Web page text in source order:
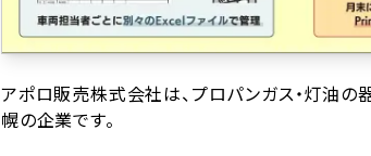
アポロ販売株式会社は、プロパンガス・灯油
幌の企業です。